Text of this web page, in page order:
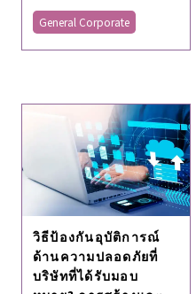
General Corporate
วิธีป้องกันอุบัติการณ์
ด้านความปลอดภัยที่
บริษัทที่ได้รับมอบ